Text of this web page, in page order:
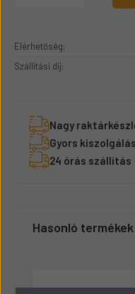
Elérhetőség:
Szállítási díj:
Nagy
Gyors kiszolgálás
24 órás szállítás
Hasonló termékek